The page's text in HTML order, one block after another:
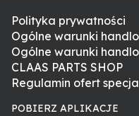
Polityka prywatności
Ogólne warunki
Ogólne warunki
CLAAS PARTS SHOP
Regulamin ofert
POBIERZ APLIKACJE